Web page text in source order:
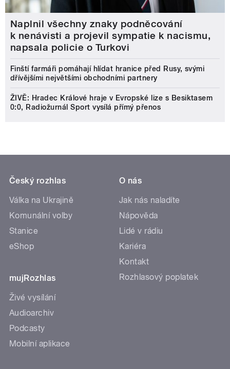
Naplnil všechny znaky podněcování
k nenávisti a projevil sympatie k nacismu,
napsala policie o Turkovi
Finští farmáři pomáhají hlídat hranice před Rusy, svými
dřívějšími největšími obchodními partnery
ŽIVĚ: Hradec Králové hraje v Evropské lize s Besiktasem
0:0, Radiožurnál Sport vysílá přímý přenos
Český rozhlas
Válka na Ukrajině
Komunální volby
Stanice
eShop
mujRozhlas
Živé vysílání
Audioarchiv
Podcasty
Mobilní aplikace
O nás
Jak nás naladíte
Nápověda
Lidé v rádiu
Kariéra
Kontakt
Rozhlasový poplatek